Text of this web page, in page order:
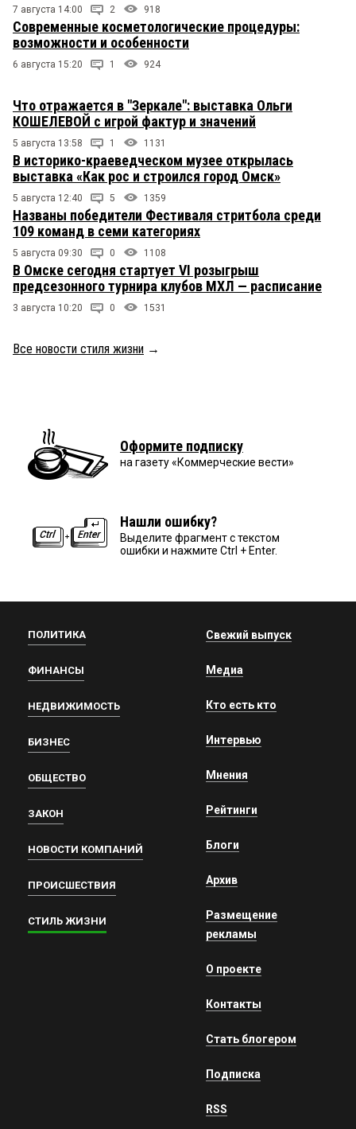
7 августа 14:00 2 918
Современные косметологические процедуры:
возможности и особенности
6 августа 15:20 1 924
Что отражается в "Зеркале": выставка Ольги
КОШЕЛЕВОЙ с игрой фактур и значений
5 августа 13:58 1 1131
В историко-краеведческом музее открылась
выставка «Как рос и строился город Омск»
5 августа 12:40 5 1359
Названы победители Фестиваля стритбола среди
109 команд в семи категориях
5 августа 09:30 0 1108
В Омске сегодня стартует VI розыгрыш
предсезонного турнира клубов МХЛ — расписание
3 августа 10:20 0 1531
Все новости стиля жизни →
Оформите подписку
на газету «Коммерческие вести»
Нашли ошибку?
Выделите фрагмент с текстом
ошибки и нажмите Ctrl + Enter.
ПОЛИТИКА
ФИНАНСЫ
НЕДВИЖИМОСТЬ
БИЗНЕС
ОБЩЕСТВО
ЗАКОН
НОВОСТИ КОМПАНИЙ
ПРОИСШЕСТВИЯ
СТИЛЬ ЖИЗНИ
Свежий выпуск
Медиа
Кто есть кто
Интервью
Мнения
Рейтинги
Блоги
Архив
Размещение
рекламы
О проекте
Контакты
Стать блогером
Подписка
RSS